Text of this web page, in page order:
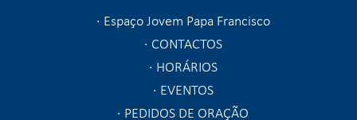
Espaço Jovem Papa Francisco
CONTACTOS
HORÁRIOS
EVENTOS
PEDIDOS DE ORAÇÃO